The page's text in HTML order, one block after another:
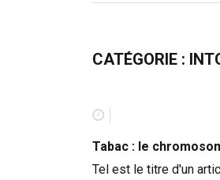
CATÉGORIE :
Tabac : le
Tel est le titre d'un